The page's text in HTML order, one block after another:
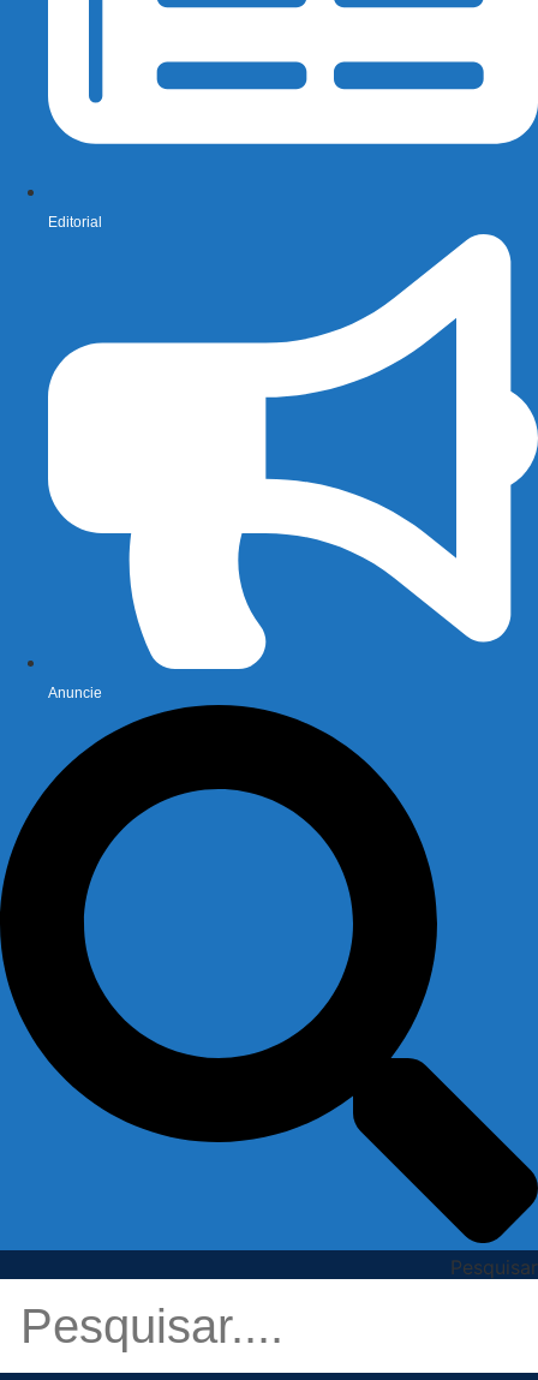
Editorial
Anuncie
Pesquisar